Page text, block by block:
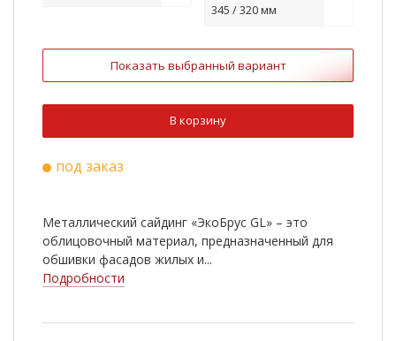
345 / 320 мм
Показать выбранный вариант
В корзину
под заказ
Металлический сайдинг «ЭкоБрус GL» – это
облицовочный материал, предназначенный для
обшивки фасадов жилых и...
Подробности